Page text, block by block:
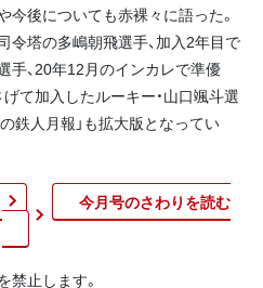
後についても赤裸々に語った。
令塔の多嶋朝飛選手、加入2年目で
手、20年12月のインカレで準優
て加入したルーキー・山口颯斗選
鉄人月報」も拡大版となってい
今月号のさわりを読む​
禁止します。